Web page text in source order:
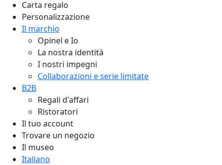
Carta regalo
Personalizzazione
Il marchio
Opinel e Io
La nostra identità
I nostri impegni
Collaborazioni e serie limitate
B2B
Regali d'affari
Ristoratori
Il tuo account
Trovare un negozio
Il museo
Italiano